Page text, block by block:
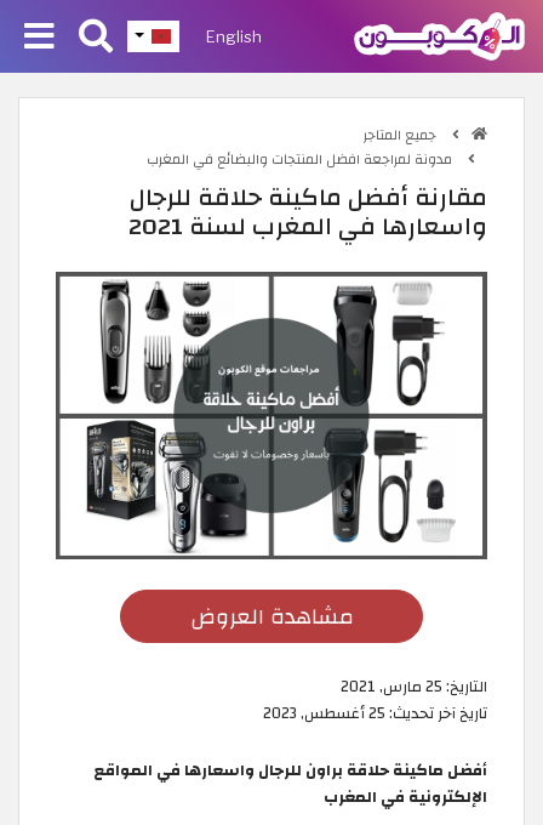
English
جميع المتاجر
مدونة لمراجعة افضل المنتجات والبضائع في المغرب
مقارنة أفضل ماكينة حلاقة للرجال
واسعارها في المغرب لسنة 2021
مشاهدة العروض
التاريخ:25 مارس, 2021
تاريخ آخر تحديث:25 أغسطس, 2023
أفضل ماكينة حلاقة براون للرجال واسعارها في المواقع
الإلكترونية في المغرب